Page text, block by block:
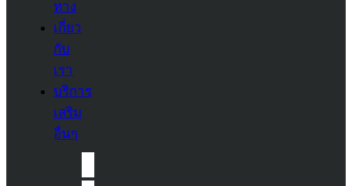
ทาง
เกี่ยว
กับ
เรา
บริการ
เสริม
อื่นๆ